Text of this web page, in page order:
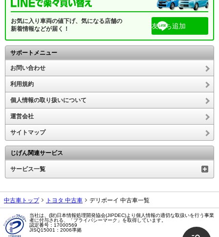
お気に入り車両の値下げ、気になる店舗の
新着情報などが届く！
友だち追加
サポートメニュー
お問い合わせ
利用規約
個人情報の取り扱いについて
運営会社
サイトマップ
じげん関連サービス
サービス一覧
中古車トップ トヨタ 中古車 デリボーイ 中古車一覧
当社は、(財)日本情報処理開発協会(JIPDEC)より個人情報の適切な取扱いを行う事業
者に付与される、「プライバシーマーク」を取得しています。
認定番号：17000569
JISQ15001：2006準拠